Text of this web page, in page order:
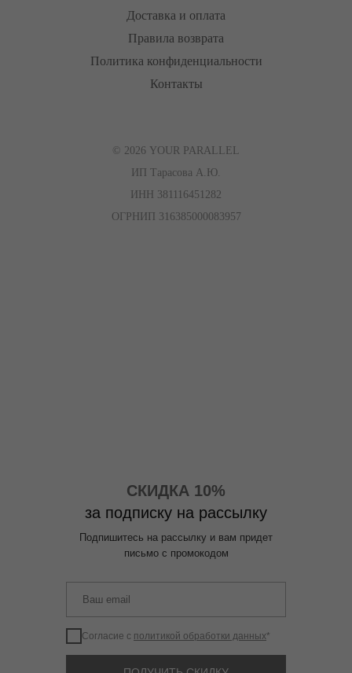
Доставка и оплата
Правила возврата
Политика конфиденциальности
Контакты
© 2026 YOUR PARALLEL
ИП Тарасова А.Ю.
ИНН 381116451282
ОГРНИП 316385000083957
СКИДКА 10%
за подписку на рассылку
Подпишитесь на рассылку и вам придет
письмо с промокодом
Согласие с политикой обработки данных*